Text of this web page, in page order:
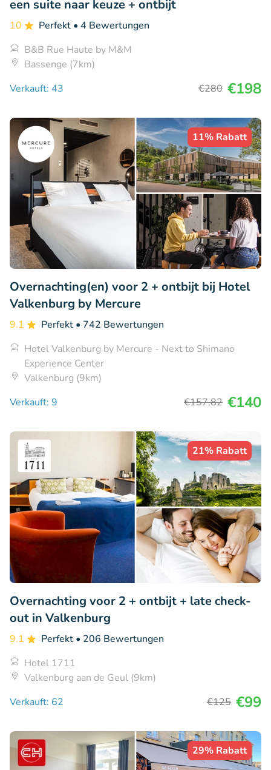
een suite naar keuze + ontbijt
10 Perfekt • 4 Bewertungen
B&B Rue Haute by M&M
Bassenge (7km)
Verkauft: 43
€280 €198
11% Rabatt
Overnachting(en) voor 2 + ontbijt bij Hotel
Valkenburg by Mercure
9.1 Perfekt • 742 Bewertungen
Hotel Valkenburg by Mercure - Next to Shimano
Experience Center
Valkenburg (9km)
Verkauft: 9
€157,82 €140
21% Rabatt
Overnachting voor 2 + ontbijt + late check-
out in Valkenburg
9.1 Perfekt • 206 Bewertungen
Hotel 1711
Valkenburg aan de Geul (9km)
Verkauft: 62
€125 €99
29% Rabatt